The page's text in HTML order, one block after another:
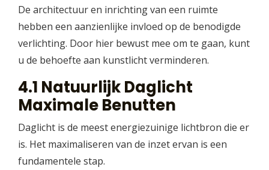
De architectuur en inrichting van een ruimte
hebben een aanzienlijke invloed op de benodigde
verlichting. Door hier bewust mee om te gaan, kunt
u de behoefte aan kunstlicht verminderen.
4.1 Natuurlijk Daglicht
Maximale Benutten
Daglicht is de meest energiezuinige lichtbron die er
is. Het maximaliseren van de inzet ervan is een
fundamentele stap.